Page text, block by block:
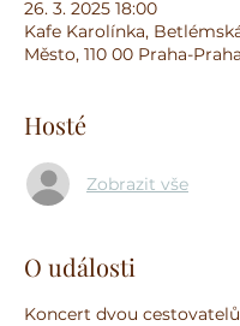
26. 3. 2025 18:00
Kafe Karolínka,
Město, 110 00 Praha-
Hosté
Zobrazit vše
O události
Koncert dvou